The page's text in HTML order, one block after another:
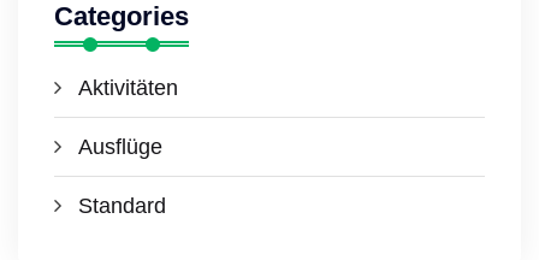
Categories
Aktivitäten
Ausflüge
Standard